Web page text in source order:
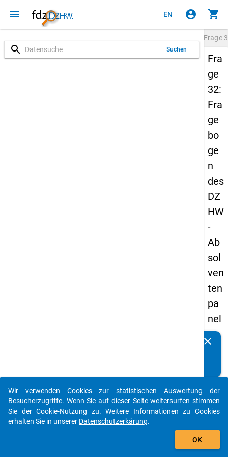
menu EN account_circle shopping_cart
search Suchen
Frage
Fra
ge
32:
Fra
ge
bo
ge
n
des
DZ
HW
-
Ab
sol
ven
ten
pa
nel
s
-
zw
eit
clear
auto_stories
add_shopping_cart
Wir verwenden Cookies zur statistischen Auswertung der
Besucherzugriffe. Wenn Sie auf dieser Seite weitersurfen stimmen
Sie der Cookie-Nutzung zu. Weitere Informationen zu Cookies
erhalten Sie in unserer Datenschutzerkärung.
OK